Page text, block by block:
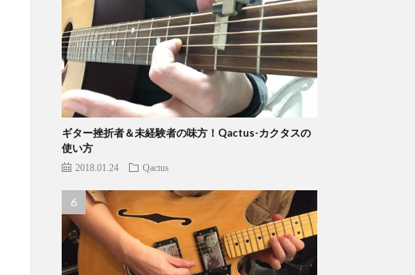
ギター挫折者＆未経験者の味方！Qactus-カクタスの
使い方
2018.01.24 Qactus